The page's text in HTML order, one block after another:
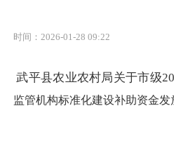
时间：2026-01-28 09:22
武平县农业农村局关于市级
监管机构标准化建设补助资金